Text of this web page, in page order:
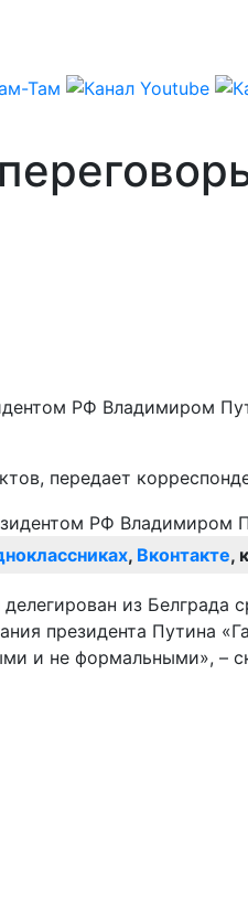
РФ Владимиром
передает
, Вконтакте,
из Белграда
президента Путина
и не формальными», –